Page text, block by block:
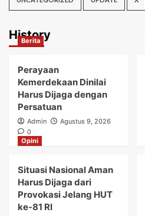
History
Berita
Perayaan
Kemerdekaan Dinilai
Harus Dijaga dengan
Persatuan
Admin
Agustus 9, 2026
0
Opini
Situasi Nasional Aman
Harus Dijaga dari
Provokasi Jelang HUT
ke-81 RI